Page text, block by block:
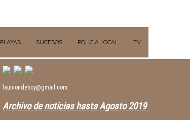
PLAYAS SUCESOS POLICIA LOCAL TV
launiondehoy@gmail.com
Archivo de noticias hasta Agosto 2019